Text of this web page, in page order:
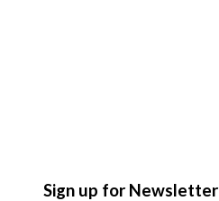
Sign up for Newsletter